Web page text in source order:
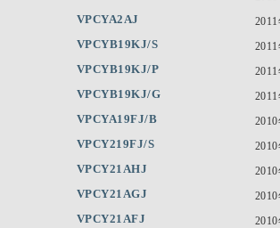
VPCYA2AJ
VPCYB19KJ/S
VPCYB19KJ/P
VPCYB19KJ/G
VPCYA19FJ/B
VPCY219FJ/S
VPCY21AHJ
VPCY21AGJ
VPCY21AFJ